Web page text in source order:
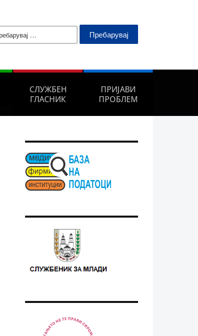
Пребарувај
СЛУЖБЕН
ГЛАСНИК
ПРИЈАВИ
ПРОБЛЕМ